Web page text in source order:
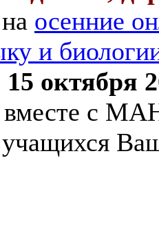
осенние
и
октября
с